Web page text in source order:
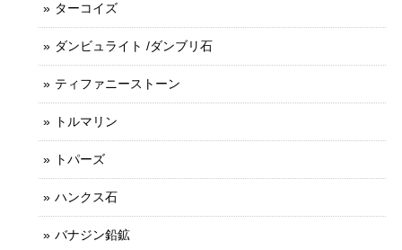
ターコイズ
ダンビュライト /ダンブリ石
ティファニーストーン
トルマリン
トパーズ
ハンクス石
バナジン鉛鉱